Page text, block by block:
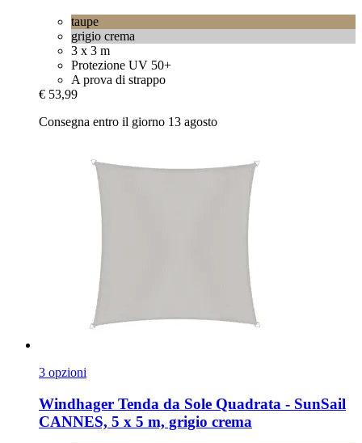
taupe
grigio crema
3 x 3 m
Protezione UV 50+
A prova di strappo
€ 53,99
Consegna entro il giorno 13 agosto
3 opzioni
Windhager Tenda da Sole Quadrata -​ SunSail
CANNES, 5 x 5 m, grigio crema